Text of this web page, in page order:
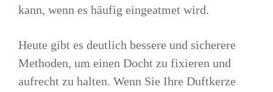
kann, wenn es häufig eingeatmet wird.
Heute gibt es deutlich bessere und sicherere
Methoden, um einen Docht zu fixieren und
aufrecht zu halten. Wenn Sie Ihre Duftkerze